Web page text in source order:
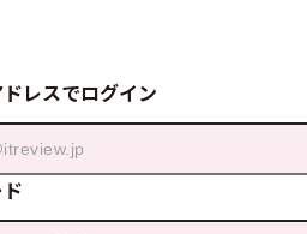
レスでログイン